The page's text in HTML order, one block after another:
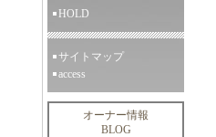
HOLD
サイトマップ
access
オーナー情報
BLOG